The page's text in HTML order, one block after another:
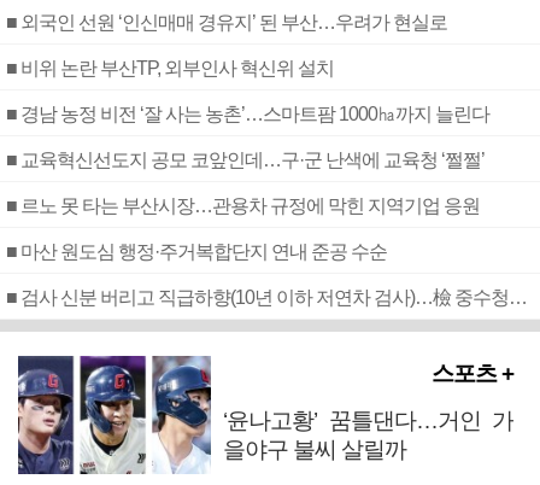
■ 외국인 선원 ‘인신매매 경유지’ 된 부산…우려가 현실로
■ 비위 논란 부산TP, 외부인사 혁신위 설치
■ 경남 농정 비전 ‘잘 사는 농촌’…스마트팜 1000㏊까지 늘린다
■ 교육혁신선도지 공모 코앞인데…구·군 난색에 교육청 ‘쩔쩔’
■ 르노 못 타는 부산시장…관용차 규정에 막힌 지역기업 응원
■ 마산 원도심 행정·주거복합단지 연내 준공 수순
■ 검사 신분 버리고 직급하향(10년 이하 저연차 검사)…檢 중수청행 기피
스포츠 +
‘윤나고황’ 꿈틀댄다…거인 가
을야구 불씨 살릴까